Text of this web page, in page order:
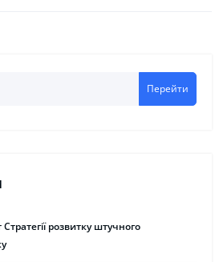
Перейти
розвитку штучного